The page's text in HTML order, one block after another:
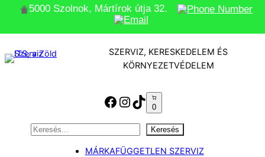
5000 Szolnok, Mártírok útja 32.
Ugrás
tartalomhoz
SZERVIZ, KERESKEDELEM ÉS
KÖRNYEZETVÉDELEM
Facebook
Instagram
TikTok
0
Keresés Keresés
MÁRKAFÜGGETLEN SZERVIZ